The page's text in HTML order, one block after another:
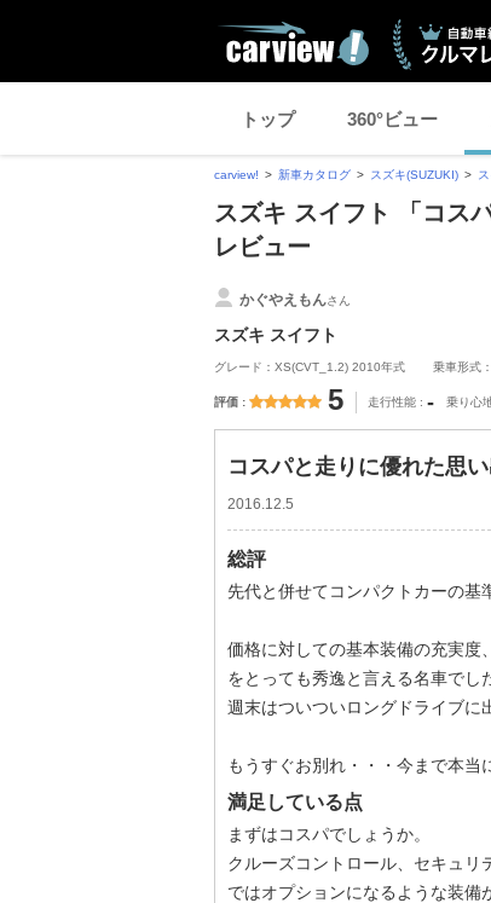
トップ 360°ビュー
carview! 新車カタログ スズキ(SUZUKI)
スズキ スイフト 「コス
レビュー
かぐやえもんさん
スズキ スイフト
グレード：XS(CVT_1.2) 2010年式 乗車形式
評価 5 走行性能 - 乗り心
コスパと走りに優れた思
2016.12.5
総評
先代と併せてコンパクトカーの基
価格に対しての基本装備の充実度
をとっても秀逸と言える名車でし
週末はついついロングドライブに
もうすぐお別れ・・・今まで本当
満足している点
まずはコスパでしょうか。
クルーズコントロール、セキュリ
ではオプションになるような装備